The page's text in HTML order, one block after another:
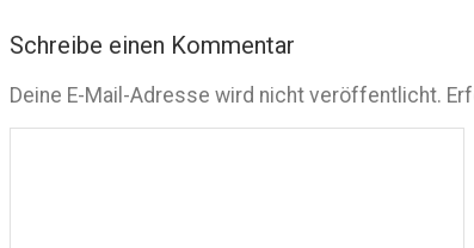
Schreibe einen Kommentar
Deine E-Mail-Adresse wird nicht veröffentlicht.